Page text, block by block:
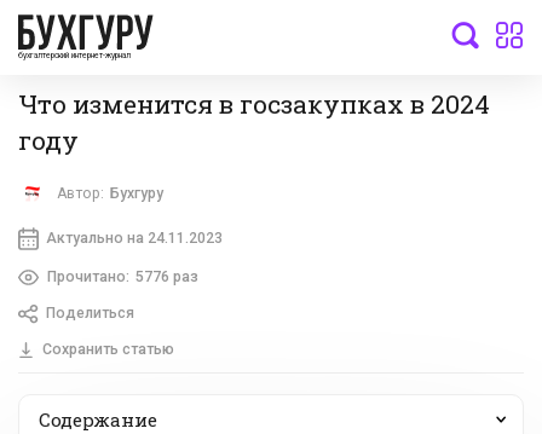
бухгалтерский интернет-журнал
Что изменится в госзакупках в 2024
году
Автор: Бухгуру
Актуально на 24.11.2023
Прочитано: 5776 раз
Поделиться
Сохранить статью
Содержание